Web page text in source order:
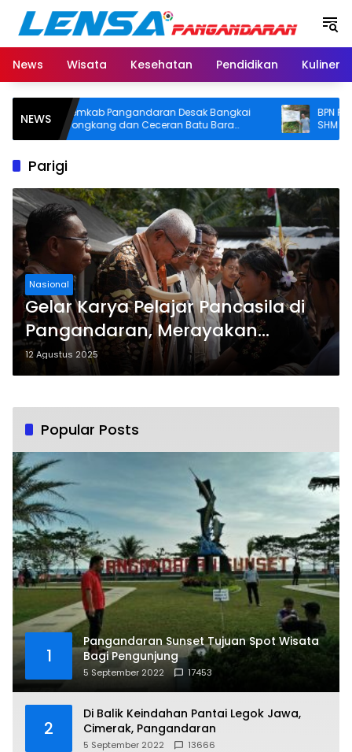
Langsung
konten
News
Wisata Kesehatan Pendidikan Kuliner
NEWSPemkab Pangandaran Desak Bangkai
Tongkang dan Ceceran Batu Bara
Segera Diangkat, Soroti Buruknya
BPN
SHM di
Usut Asal-
Parigi
Nasional
Gelar Karya Pelajar Pancasila di
Pangandaran, Merayakan
Kreativitas, Merawat Nilai
Kebangsaan
12 Agustus 2025
Popular Posts
1
Pangandaran Sunset Tujuan Spot Wisata
Bagi Pengunjung
5 September 2022 17453
2
Di Balik Keindahan Pantai Legok Jawa,
Cimerak, Pangandaran
5 September 2022 13666